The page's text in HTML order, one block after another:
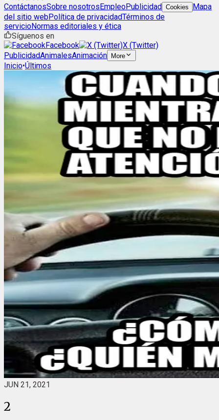
ContáctanosSobre nosotrosEmpleoPublicidad Cookies
Mapa
del sitio webPolítica de privacidadTérminos de
servicioNormas editoriales y ética
Síguenos en
Facebook
X (Twitter)
PublicidadAnimalesAnimación More
Inicio•Últimos
JUN 21, 2021
2